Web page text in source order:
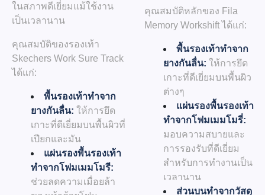
ในสภาพดีเยี่ยมแม้ใช้งาน
เป็นเวลานาน
คุณสมบัติของรองเท้า
Skechers Work Sure Track
ได้แก่:
พื้นรองเท้าทำจาก
ยางกันลื่น: ให้การยึด
เกาะที่ดีเยี่ยมบนพื้นผิวที่
เปียกและมัน
แผ่นรองพื้นรองเท้า
ทำจากโฟมเมมโมรี:
ช่วยลดความเมื่อยล้า
คุณสมบัติหลักของ Fila
Memory Workshift ได้แก่:
พื้นรองเท้าทำจาก
ยางกันลื่น: ให้การยึด
เกาะที่ดีเยี่ยมบนพื้นผิว
ต่างๆ
แผ่นรองพื้นรองเท้า
ทำจากโฟมเมมโมรี่:
มอบความสบายและ
การรองรับที่ดีเยี่ยม
สำหรับการทำงานเป็น
เวลานาน
ส่วนบนทำจากวัสดุ